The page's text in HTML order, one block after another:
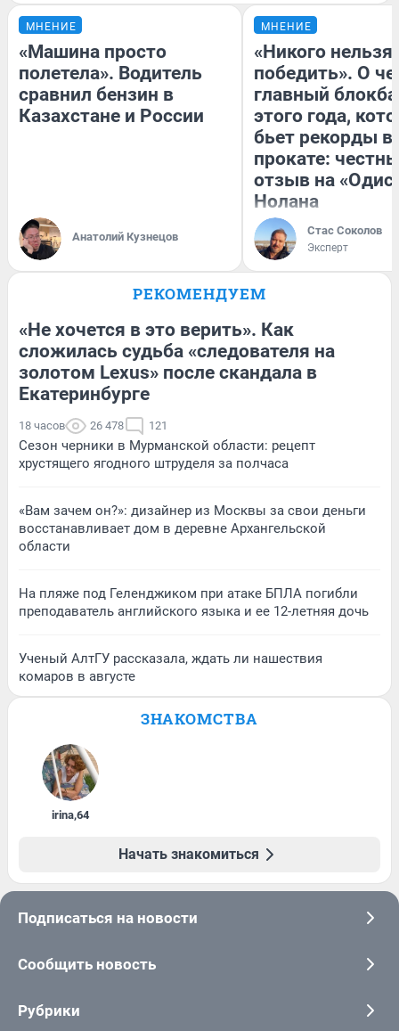
МНЕНИЕ
«Машина просто
полетела». Водитель
сравнил бензин в
Казахстане и России
Анатолий Кузнецов
МНЕНИЕ
«Никого нельзя
победить». О
главный
этого года,
бьет рекорды в
прокате:
отзыв на
Нолана
Стас Соколов
Эксперт
РЕКОМЕНДУЕМ
«Не хочется в это верить». Как
сложилась судьба «следователя на
золотом Lexus» после скандала в
Екатеринбурге
18 часов 26 478 121
Сезон черники в Мурманской области: рецепт
хрустящего ягодного штруделя за полчаса
«Вам зачем он?»: дизайнер из Москвы за свои деньги
восстанавливает дом в деревне Архангельской
области
На пляже под Геленджиком при атаке БПЛА погибли
преподаватель английского языка и ее 12-летняя дочь
Ученый АлтГУ рассказала, ждать ли нашествия
комаров в августе
ЗНАКОМСТВА
irina,64
Начать знакомиться
Подписаться на новости
Сообщить новость
Рубрики